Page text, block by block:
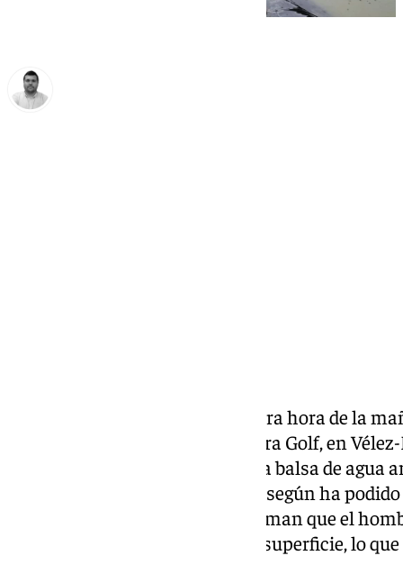
Este lunes 10 de marzo, a primera hora de la
sacudido el campo de golf Baviera Golf, en
años ha fallecido tras caer a una balsa de
mientras realizaba sus labores, según ha
consultadas por este medio afirman que el
sabía nadar y no pudo salir a la superficie, lo